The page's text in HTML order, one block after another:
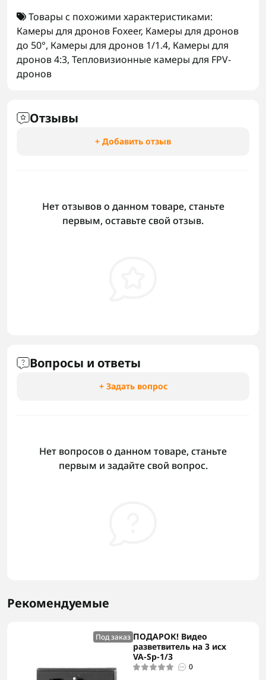
Товары с похожими характеристиками:
Камеры для дронов Foxeer, Камеры для дронов
до 50°, Камеры для дронов 1/1.4, Камеры для
дронов 4:3, Тепловизионные камеры для FPV-
дронов
Отзывы
+ Добавить отзыв
Нет отзывов о данном товаре, станьте
первым, оставьте свой отзыв.
Вопросы и ответы
+ Задать вопрос
Нет вопросов о данном товаре, станьте
первым и задайте свой вопрос.
Рекомендуемые
Под заказ ПОДАРОК! Видео
разветвитель на 3 исх
VA-Sp-1/3
0